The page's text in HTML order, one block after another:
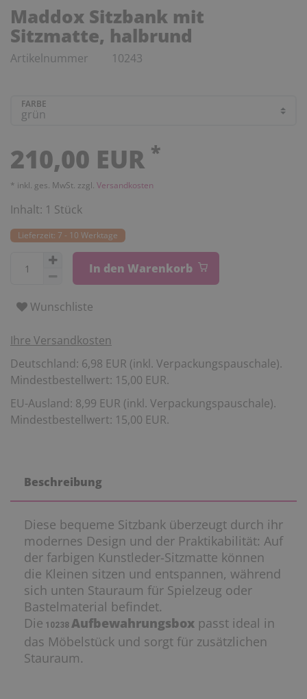
Maddox Sitzbank mit
Sitzmatte, halbrund
Artikelnummer 10243
FARBE
210,00 EUR *
* inkl. ges. MwSt. zzgl. Versandkosten
Inhalt: 1 Stück
Lieferzeit: 7 - 10 Werktage
In den Warenkorb
Wunschliste
Ihre Versandkosten
Deutschland: 6,98 EUR (inkl. Verpackungspauschale).
Mindestbestellwert: 15,00 EUR.
EU-Ausland: 8,99 EUR (inkl. Verpackungspauschale).
Mindestbestellwert: 15,00 EUR.
Beschreibung
Diese bequeme Sitzbank überzeugt durch ihr
modernes Design und der Praktikabilität: Auf
der farbigen Kunstleder-Sitzmatte können
die Kleinen sitzen und entspannen, während
sich unten Stauraum für Spielzeug oder
Bastelmaterial befindet.
Die 10238 Aufbewahrungsbox passt ideal in
das Möbelstück und sorgt für zusätzlichen
Stauraum.